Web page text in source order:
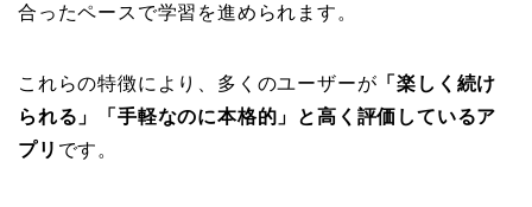
合ったペースで学習を進められます。
これらの特徴により、多くのユーザーが 「楽しく続け
られる」「手軽なのに本格的」と高く評価しているア
プリ です。